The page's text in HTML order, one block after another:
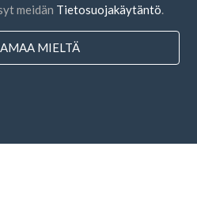
meidän Tietosuojakäytäntö
MIELTÄ